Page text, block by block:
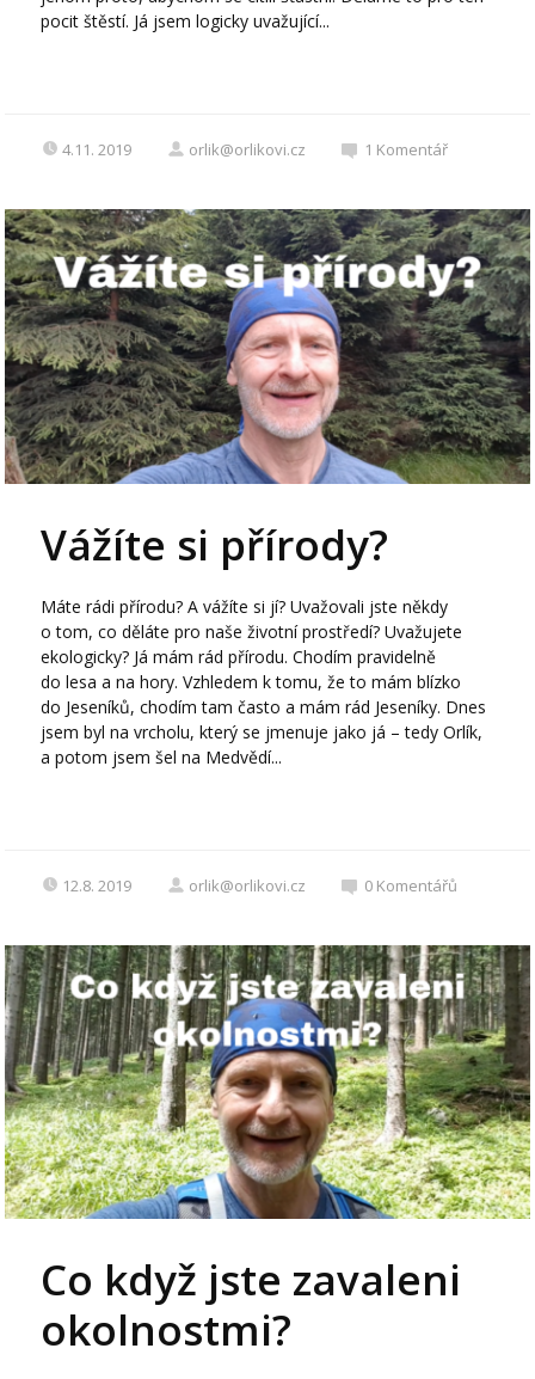
pocit štěstí. Já jsem logicky uvažující...
4.11. 2019 orlik@orlikovi.cz 1 Komentář
Vážíte si přírody?
Máte rádi přírodu? A vážíte si jí? Uvažovali jste někdy
o tom, co děláte pro naše životní prostředí? Uvažujete
ekologicky? Já mám rád přírodu. Chodím pravidelně
do lesa a na hory. Vzhledem k tomu, že to mám blízko
do Jeseníků, chodím tam často a mám rád Jeseníky. Dnes
jsem byl na vrcholu, který se jmenuje jako já – tedy Orlík,
a potom jsem šel na Medvědí...
12.8. 2019 orlik@orlikovi.cz 0 Komentářů
Co když jste zavaleni
okolnostmi?